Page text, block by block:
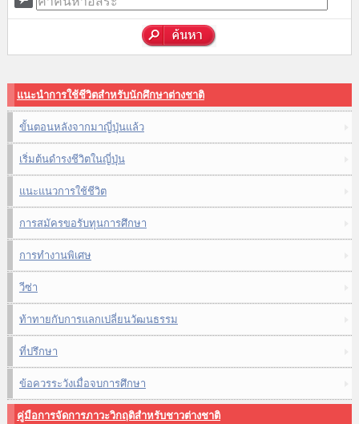
แนะนำการใช้ชีวิตสำหรับนักศึกษาต่างชาติ
ขั้นตอนหลังจากมาญี่ปุ่นแล้ว
เริ่มต้นดำรงชีวิตในญี่ปุ่น
แนะแนวการใช้ชีวิต
การสมัครขอรับทุนการศึกษา
การทำงานพิเศษ
วีซ่า
ท้าทายกับการแลกเปลี่ยนวัฒนธรรม
ที่ปรึกษา
ข้อควรระวังเมื่อจบการศึกษา
คู่มือการจัดการภาวะวิกฤติสำหรับชาวต่างชาติ